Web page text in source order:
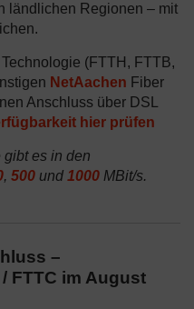
ländlichen Regionen – mit
(FTTH, FTTB,
NetAachen Fiber
Anschluss über DSL
hier prüfen
gibt es in den
, 500 und 1000 MBit/s.
–
FTTC im August